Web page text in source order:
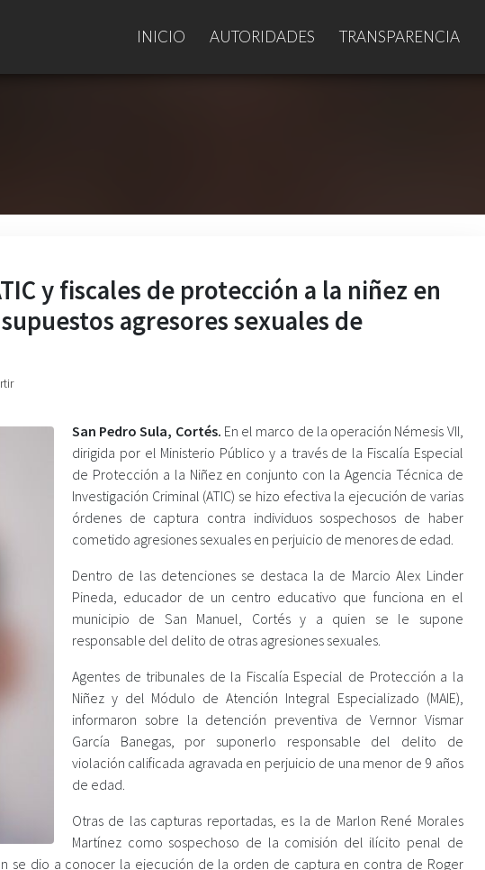
INICIO AUTORIDADES TRANSPARENCIA
y fiscales de protección a la niñez en
agresores sexuales de
San Pedro Sula, Cortés. En el marco de la operación Némesis VII,
dirigida por el Ministerio Público y a través de la Fiscalía Especial
de Protección a la Niñez en conjunto con la Agencia Técnica de
Investigación Criminal (ATIC) se hizo efectiva la ejecución de varias
órdenes de captura contra individuos sospechosos de haber
cometido agresiones sexuales en perjuicio de menores de edad.
Dentro de las detenciones se destaca la de Marcio Alex Linder
Pineda, educador de un centro educativo que funciona en el
municipio de San Manuel, Cortés y a quien se le supone
responsable del delito de otras agresiones sexuales.
Agentes de tribunales de la Fiscalía Especial de Protección a la
Niñez y del Módulo de Atención Integral Especializado (MAIE),
informaron sobre la detención preventiva de Vernnor Vismar
García Banegas, por suponerlo responsable del delito de
violación calificada agravada en perjuicio de una menor de 9 años
de edad.
Otras de las capturas reportadas, es la de Marlon René Morales
Martínez como sospechoso de la comisión del ilícito penal de
se dio a conocer la ejecución de la orden de captura en contra de Roger